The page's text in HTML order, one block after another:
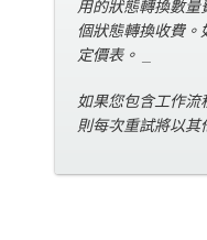
用的狀態轉換數
個狀態轉換收費
定價表。 _
如果您包含工作流
則每次重試將以其